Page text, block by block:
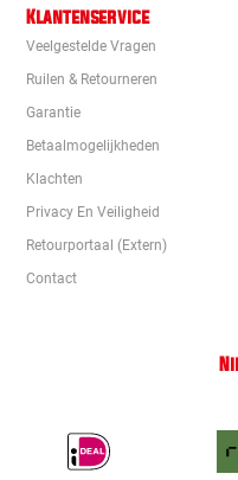
Klantenservice
Veelgestelde Vragen
Ruilen & Retourneren
Garantie
Betaalmogelijkheden
Klachten
Privacy En Veiligheid
Retourportaal (extern)
Contact